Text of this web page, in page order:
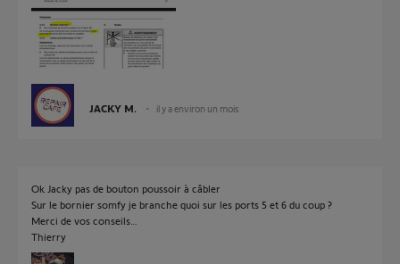
JACKY M. il y a environ un mois
Ok Jacky pas de bouton poussoir à câbler
Sur le bornier somfy je branche quoi sur les ports 5 et 6 du coup ?
Merci de vos conseils…
Thierry